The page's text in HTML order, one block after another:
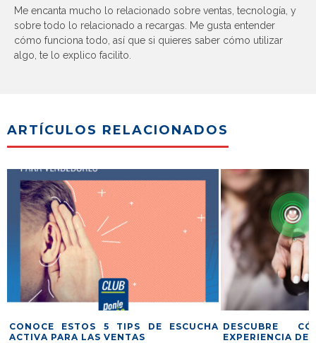
Me encanta mucho lo relacionado sobre ventas, tecnología, y
sobre todo lo relacionado a recargas. Me gusta entender
cómo funciona todo, así que si quieres saber cómo utilizar
algo, te lo explico facilito.
ARTÍCULOS RELACIONADOS
5 TIPS DE ESCUCHA
LAS VENTAS
DESCUBRE CÓMO
EXPERIENCIA DE TUS CLIENTES